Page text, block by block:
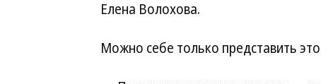
Елена Волохова.
Можно себе только представить